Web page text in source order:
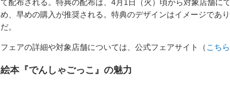
て配布される。特典の配布は、4月1日（火）頃から対象店舗に
め、早めの購入が推奨される。特典のデザインはイメージであ
だ。
フェアの詳細や対象店舗については、公式フェアサイト（ こちら
絵本『でんしゃごっこ』の魅力